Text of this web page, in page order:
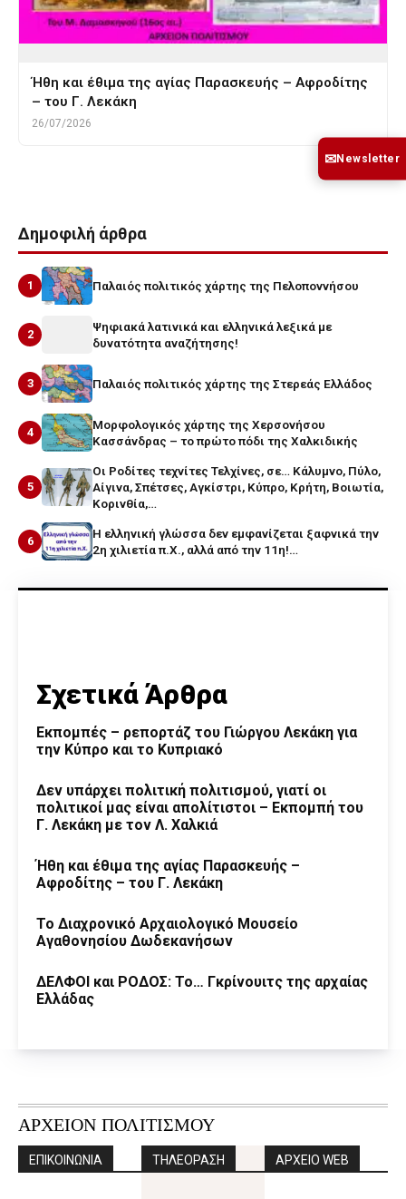
Ήθη και έθιμα της αγίας Παρασκευής – Αφροδίτης
– του Γ. Λεκάκη
26/07/2026
Δημοφιλή άρθρα
1 Παλαιός πολιτικός χάρτης της Πελοποννήσου
2
Ψηφιακά λατινικά και ελληνικά λεξικά με
δυνατότητα αναζήτησης!
3 Παλαιός πολιτικός χάρτης της Στερεάς Ελλάδος
4
Μορφολογικός χάρτης της Χερσονήσου
Κασσάνδρας – το πρώτο πόδι της Χαλκιδικής
5
Οι Ροδίτες τεχνίτες Τελχίνες, σε… Κάλυμνο, Πύλο,
Αίγινα, Σπέτσες, Αγκίστρι, Κύπρο, Κρήτη, Βοιωτία,
Κορινθία,…
6
Η ελληνική γλώσσα δεν εμφανίζεται ξαφνικά την
2η χιλιετία π.Χ., αλλά από την 11η!…
Σχετικά Άρθρα
Εκπομπές – ρεπορτάζ του Γιώργου Λεκάκη για
την Κύπρο και το Κυπριακό
Δεν υπάρχει πολιτική πολιτισμού, γιατί οι
πολιτικοί μας είναι απολίτιστοι – Εκπομπή του
Γ. Λεκάκη με τον Λ. Χαλκιά
Ήθη και έθιμα της αγίας Παρασκευής –
Αφροδίτης – του Γ. Λεκάκη
Το Διαχρονικό Αρχαιολογικό Μουσείο
Αγαθονησίου Δωδεκανήσων
ΔΕΛΦΟΙ και ΡΟΔΟΣ: Το… Γκρίνουιτς της αρχαίας
Ελλάδας
ΑΡΧΕΙΟΝ ΠΟΛΙΤΙΣΜΟΥ
ΕΠΙΚΟΙΝΩΝΙΑ ΤΗΛΕΟΡΑΣΗ ΑΡΧΕΙΟ WEB
✉Newsletter